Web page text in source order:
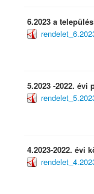
6.2023 a
5.2023 -2022. évi
4.2023-2022. évi